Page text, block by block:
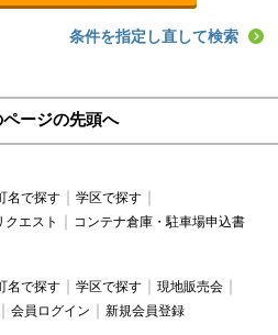
条件を指定し直して検索
ページの先頭へ
名で探す
学区で探す
クエスト コンテナ倉庫・駐車場申込書
名で探す 学区で探す
現地販売会
会員ログイン 新規会員登録